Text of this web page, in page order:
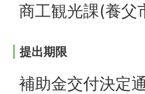
商工観光課(養父
提出期限
補助金交付決定